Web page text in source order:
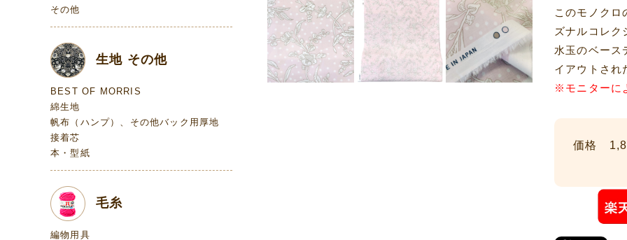
このモノクロ
ズナルコレク
水玉のベース
イアウトされ
※モニターに
価格
その他
生地 その他
BEST OF MORRIS
綿生地
帆布（ハンプ）、その他バック用厚地
接着芯
本・型紙
毛糸
編物用具